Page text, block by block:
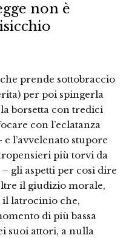
non è
prende sottobraccio
per poi spingerla
borsetta con tredici
con l’eclatanza
l’avvelenato stupore
più torvi da
gli aspetti per così dire
il giudizio morale,
il latrocinio che,
di più bassa
suoi attori, a nulla